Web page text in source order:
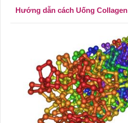
Hướng dẫn cách Uống Collagen